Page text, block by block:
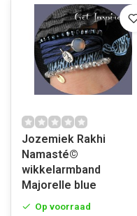
Jozemiek Rakhi
Namasté©
wikkelarmband
Majorelle blue
Op voorraad